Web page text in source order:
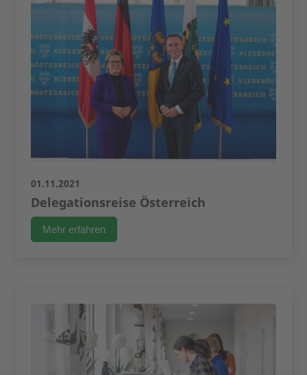
01.11.2021
Delegationsreise Österreich
Mehr erfahren